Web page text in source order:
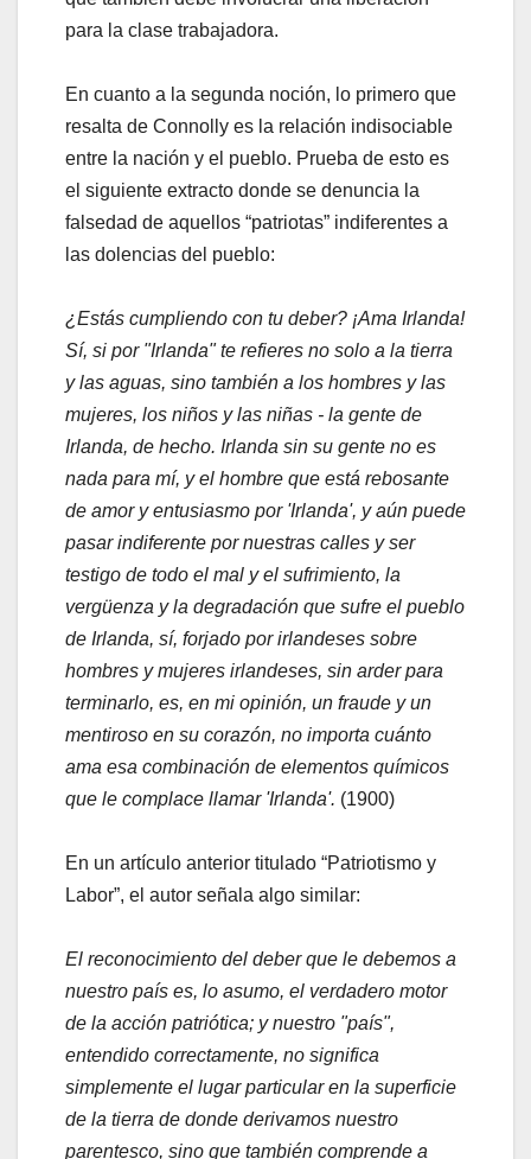
para la clase trabajadora.
En cuanto a la segunda noción, lo primero que
resalta de Connolly es la relación indisociable
entre la nación y el pueblo. Prueba de esto es
el siguiente extracto donde se denuncia la
falsedad de aquellos “patriotas” indiferentes a
las dolencias del pueblo:
¿Estás cumpliendo con tu deber? ¡Ama Irlanda!
Sí, si por "Irlanda" te refieres no solo a la tierra
y las aguas, sino también a los hombres y las
mujeres, los niños y las niñas - la gente de
Irlanda, de hecho. Irlanda sin su gente no es
nada para mí, y el hombre que está rebosante
de amor y entusiasmo por 'Irlanda', y aún puede
pasar indiferente por nuestras calles y ser
testigo de todo el mal y el sufrimiento, la
vergüenza y la degradación que sufre el pueblo
de Irlanda, sí, forjado por irlandeses sobre
hombres y mujeres irlandeses, sin arder para
terminarlo, es, en mi opinión, un fraude y un
mentiroso en su corazón, no importa cuánto
ama esa combinación de elementos químicos
que le complace llamar 'Irlanda'. (1900)
En un artículo anterior titulado “Patriotismo y
Labor”, el autor señala algo similar:
El reconocimiento del deber que le debemos a
nuestro país es, lo asumo, el verdadero motor
de la acción patriótica; y nuestro "país",
entendido correctamente, no significa
simplemente el lugar particular en la superficie
de la tierra de donde derivamos nuestro
parentesco, sino que también comprende a